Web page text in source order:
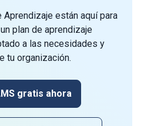
están aquí para
plan de aprendizaje
a las necesidades y
tu organización.
gratis ahora